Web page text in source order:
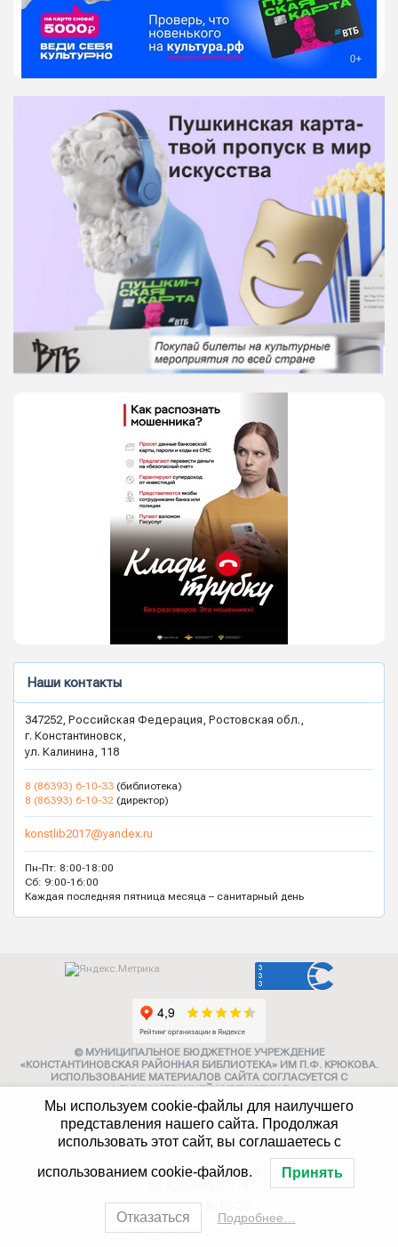
Наши контакты
347252, Российская Федерация, Ростовская обл.,
г. Константиновск,
ул. Калинина, 118
8 (86393) 6-10-33 (библиотека)
8 (86393) 6-10-32 (директор)
konstlib2017@yandex.ru
Пн-Пт: 8:00-18:00
Сб: 9:00-16:00
Каждая последняя пятница месяца – санитарный день
Мы используем cookie-файлы для наилучшего
представления нашего сайта. Продолжая
использовать этот сайт, вы соглашаетесь с
использованием cookie-файлов. Принять
Отказаться Подробнее…
© МУНИЦИПАЛЬНОЕ БЮДЖЕТНОЕ УЧРЕЖДЕНИЕ
«КОНСТАНТИНОВСКАЯ РАЙОННАЯ БИБЛИОТЕКА» ИМ П.Ф. КРЮКОВА.
ИСПОЛЬЗОВАНИЕ МАТЕРИАЛОВ САЙТА СОГЛАСУЕТСЯ С
АДМИНИСТРАЦИЕЙ УЧРЕЖДЕНИЯ
Карта сайта
Политика конфиденциальности
347252, г. Константиновск,
8 (86393) 6-10-32
konstlib2017@yandex.ru